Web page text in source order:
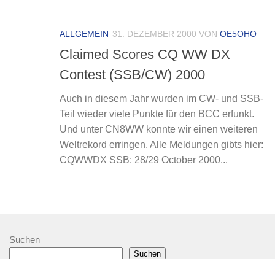
ALLGEMEIN 31. DEZEMBER 2000 VON OE5OHO
Claimed Scores CQ WW DX
Contest (SSB/CW) 2000
Auch in diesem Jahr wurden im CW- und SSB-
Teil wieder viele Punkte für den BCC erfunkt.
Und unter CN8WW konnte wir einen weiteren
Weltrekord erringen. Alle Meldungen gibts hier:
CQWWDX SSB: 28/29 October 2000...
Suchen
Suchen